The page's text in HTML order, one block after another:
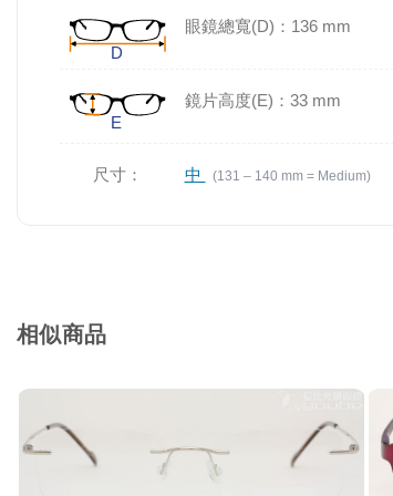
眼鏡總寬(D)：136 mm
鏡片高度(E)：33 mm
尺寸： 中 (131 – 140 mm = Medium)
相似商品